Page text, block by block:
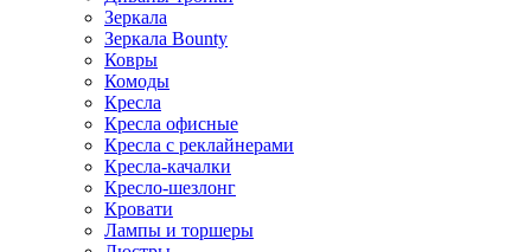
Зеркала
Зеркала Bounty
Ковры
Комоды
Кресла
Кресла офисные
Кресла с реклайнерами
Кресла-качалки
Кресло-шезлонг
Кровати
Лампы и торшеры